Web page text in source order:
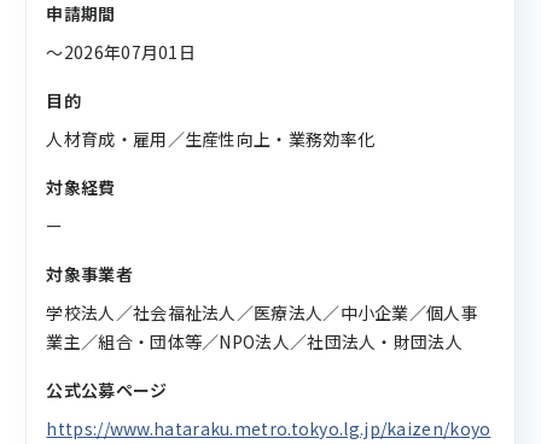
申請期間
〜2026年07月01日
目的
人材育成・雇用／生産性向上・業務効率化
対象経費
ー
対象事業者
学校法人／社会福祉法人／医療法人／中小企業／個人事
業主／組合・団体等／NPO法人／社団法人・財団法人
公式公募ページ
https://www.hataraku.metro.tokyo.lg.jp/kaizen/koyo